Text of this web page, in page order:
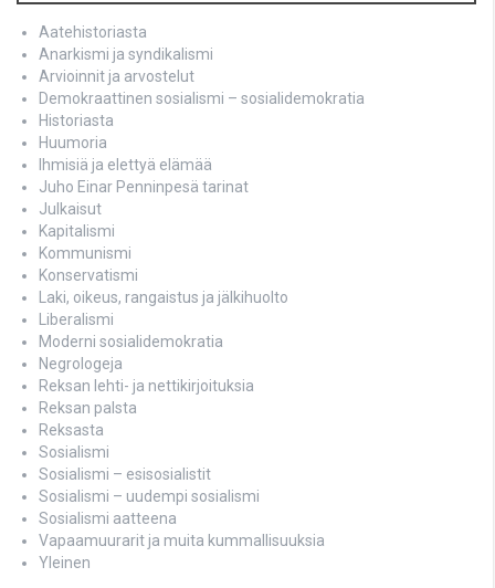
Aatehistoriasta
Anarkismi ja syndikalismi
Arvioinnit ja arvostelut
Demokraattinen sosialismi – sosialidemokratia
Historiasta
Huumoria
Ihmisiä ja elettyä elämää
Juho Einar Penninpesä tarinat
Julkaisut
Kapitalismi
Kommunismi
Konservatismi
Laki, oikeus, rangaistus ja jälkihuolto
Liberalismi
Moderni sosialidemokratia
Negrologeja
Reksan lehti- ja nettikirjoituksia
Reksan palsta
Reksasta
Sosialismi
Sosialismi – esisosialistit
Sosialismi – uudempi sosialismi
Sosialismi aatteena
Vapaamuurarit ja muita kummallisuuksia
Yleinen